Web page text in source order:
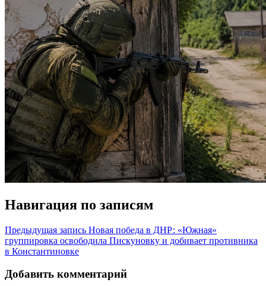
Навигация по записям
Предыдущая запись Новая победа в ДНР: «Южная»
группировка освободила Пискуновку и добивает противника
в Константиновке
Добавить комментарий